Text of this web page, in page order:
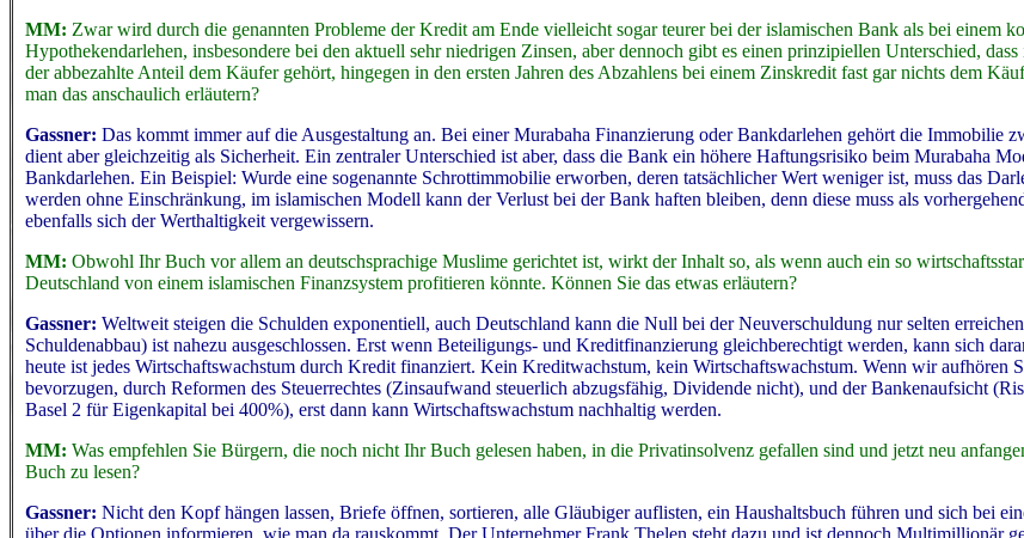
MM: Zwar wird durch die genannten Probleme der Kredit am Ende vielleicht sogar teurer bei der islamischen Bank als bei einem
Hypothekendarlehen, insbesondere bei den aktuell sehr niedrigen Zinsen, aber dennoch gibt es einen prinzipiellen Unterschied,
der abbezahlte Anteil dem Käufer gehört, hingegen in den ersten Jahren des Abzahlens bei einem Zinskredit fast gar nichts dem
man das anschaulich erläutern?
Gassner: Das kommt immer auf die Ausgestaltung an. Bei einer Murabaha Finanzierung oder Bankdarlehen gehört die Immobilie
dient aber gleichzeitig als Sicherheit. Ein zentraler Unterschied ist aber, dass die Bank ein höhere Haftungsrisiko beim Murabaha
Bankdarlehen. Ein Beispiel: Wurde eine sogenannte Schrottimmobilie erworben, deren tatsächlicher Wert weniger ist, muss das
werden ohne Einschränkung, im islamischen Modell kann der Verlust bei der Bank haften bleiben, denn diese muss als
ebenfalls sich der Werthaltigkeit vergewissern.
MM: Obwohl Ihr Buch vor allem an deutschsprachige Muslime gerichtet ist, wirkt der Inhalt so, als wenn auch ein so
Deutschland von einem islamischen Finanzsystem profitieren könnte. Können Sie das etwas erläutern?
Gassner: Weltweit steigen die Schulden exponentiell, auch Deutschland kann die Null bei der Neuverschuldung nur selten
Schuldenabbau) ist nahezu ausgeschlossen. Erst wenn Beteiligungs- und Kreditfinanzierung gleichberechtigt werden, kann sich
heute ist jedes Wirtschaftswachstum durch Kredit finanziert. Kein Kreditwachstum, kein Wirtschaftswachstum. Wenn wir aufhören
bevorzugen, durch Reformen des Steuerrechtes (Zinsaufwand steuerlich abzugsfähig, Dividende nicht), und der Bankenaufsicht
Basel 2 für Eigenkapital bei 400%), erst dann kann Wirtschaftswachstum nachhaltig werden.
MM: Was empfehlen Sie Bürgern, die noch nicht Ihr Buch gelesen haben, in die Privatinsolvenz gefallen sind und jetzt neu
Buch zu lesen?
Gassner: Nicht den Kopf hängen lassen, Briefe öffnen, sortieren, alle Gläubiger auflisten, ein Haushaltsbuch führen und sich bei
über die Optionen informieren, wie man da rauskommt. Der Unternehmer Frank Thelen steht dazu und ist dennoch Multimillionär